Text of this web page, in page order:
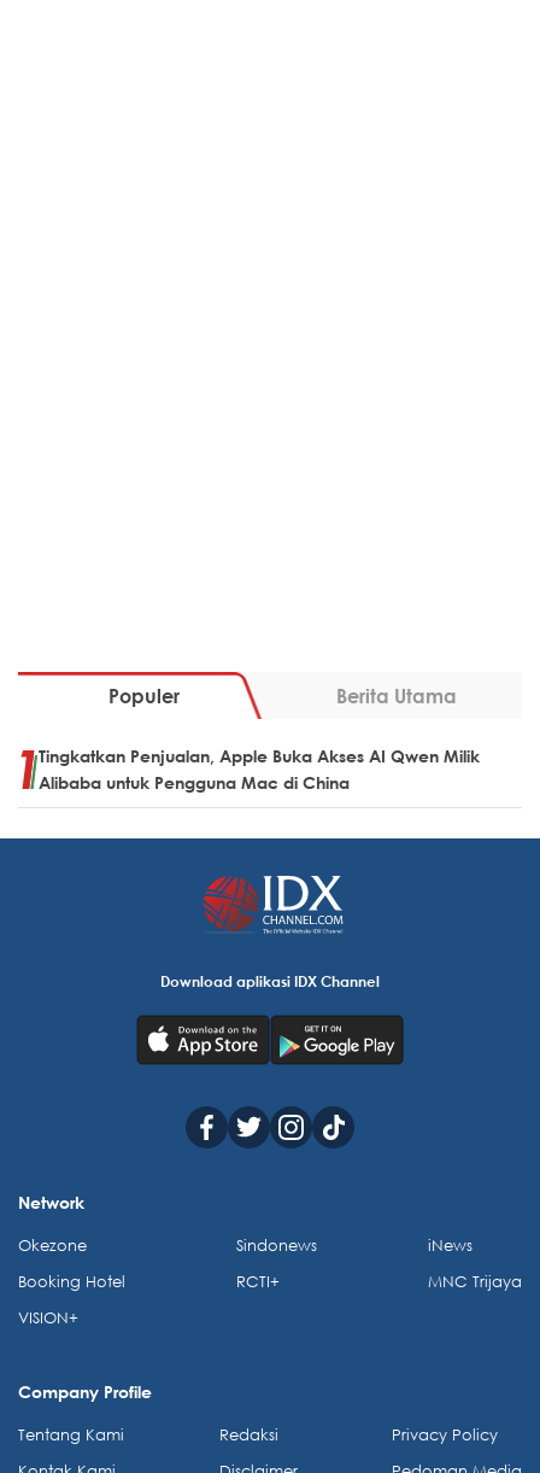
Populer Berita Utama
Tingkatkan Penjualan, Apple Buka Akses AI Qwen Milik
Alibaba untuk Pengguna Mac di China
Download aplikasi IDX Channel
Network
Okezone
Booking Hotel
VISION+
Sindonews
RCTI+
iNews
MNC Trijaya
Company Profile
Tentang Kami
Redaksi
Privacy Policy